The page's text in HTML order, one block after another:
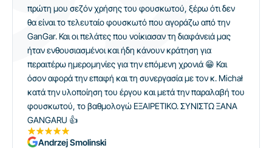
πρώτη μου σεζόν χρήσης του φουσκωτού, ξέρω ότι δεν
θα είναι το τελευταίο φουσκωτό που αγοράζω από την
GanGar. Και οι πελάτες που νοίκιασαν τη διαφάνειά μας
ήταν ενθουσιασμένοι και ήδη κάνουν κράτηση για
περαιτέρω ημερομηνίες για την επόμενη χρονιά 😁 Και
όσον αφορά την επαφή και τη συνεργασία με τον κ. Michał
κατά την υλοποίηση του έργου και μετά την παραλαβή του
φουσκωτού, το βαθμολογώ ΕΞΑΙΡΕΤΙΚΟ. ΣΥΝΙΣΤΩ ΞΑΝΑ
GANGARU 👍
Andrzej Smolinski